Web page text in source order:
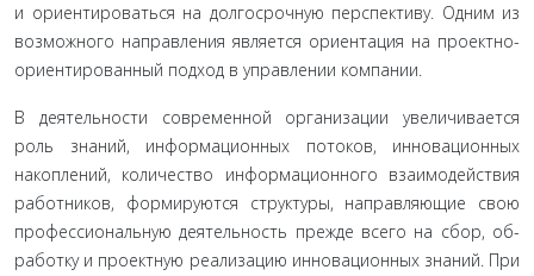
и ориентироваться на долгосрочную перспективу. Одним из
возможного направления является ориентация на проек­тно-
ориентированный подход в управлении компании.
В деятельности современной организации увеличивает­ся
роль знаний, информационных потоков, инновационных
накоплений, количество информационного взаимодействия
работников, формируются структуры, направляющие свою
профессиональную деятельность прежде всего на сбор, об­
работку и проектную реализацию инновационных знаний. При